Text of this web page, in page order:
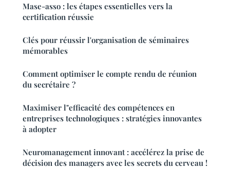
Mase-asso : les étapes essentielles vers la
certification réussie
Clés pour réussir l'organisation de séminaires
mémorables
Comment optimiser le compte rendu de réunion
du secrétaire ?
Maximiser l"efficacité des compétences en
entreprises technologiques : stratégies innovantes
à adopter
Neuromanagement innovant : accélérez la prise de
décision des managers avec les secrets du cerveau !